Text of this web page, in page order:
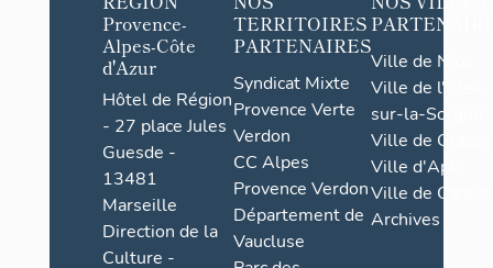
Provence-
Alpes-Côte
d'Azur
Hôtel de Région
- 27 place Jules
Guesde -
13481
Marseille
Direction de la
Culture -
TERRITOIRES
PARTENAIRES
Syndicat Mixte
Provence Verte
Verdon
CC Alpes
Provence Verdon
Département de
Vaucluse
Ville de Nice
Ville de l'Isle-
sur-la-Sorgue
Ville de Grasse
Ville d'Apt
Ville de
Archives